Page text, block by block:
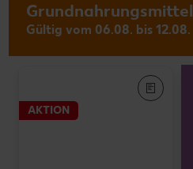
Grundnahrungsmittel
Gültig vom 06.08. bis 12.08.
AKTION